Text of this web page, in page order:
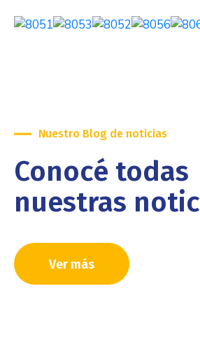
Nuestro Blog de noticias
Conocé todas
nuestras
Ver más